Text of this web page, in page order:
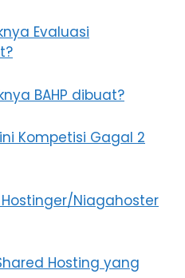
Evaluasi
BAHP dibuat?
Kompetisi Gagal 2
Niagahoster
Hosting yang